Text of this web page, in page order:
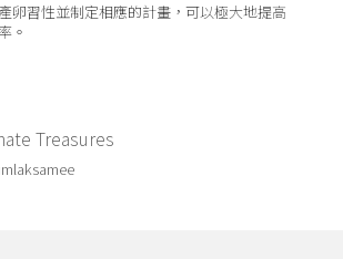
卵習性並制定相應的計畫，可以極大地提高
。
Treasures